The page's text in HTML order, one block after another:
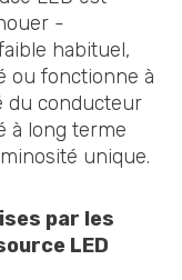
-
habituel,
ou fonctionne à
du conducteur
à long terme
unique.
par les
LED